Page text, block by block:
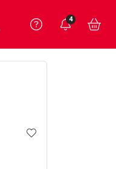
Precisa
Ver Recursos
Você
4
ADICIONAR AOS